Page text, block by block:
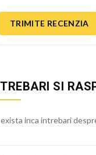
TRIMITE RECENZIA
SI
inca intrebari